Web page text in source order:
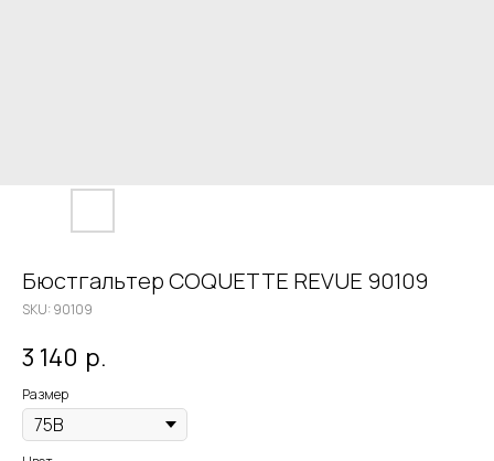
Бюстгальтер COQUETTE REVUE 90109
SKU: 90109
3 140 р.
Размер